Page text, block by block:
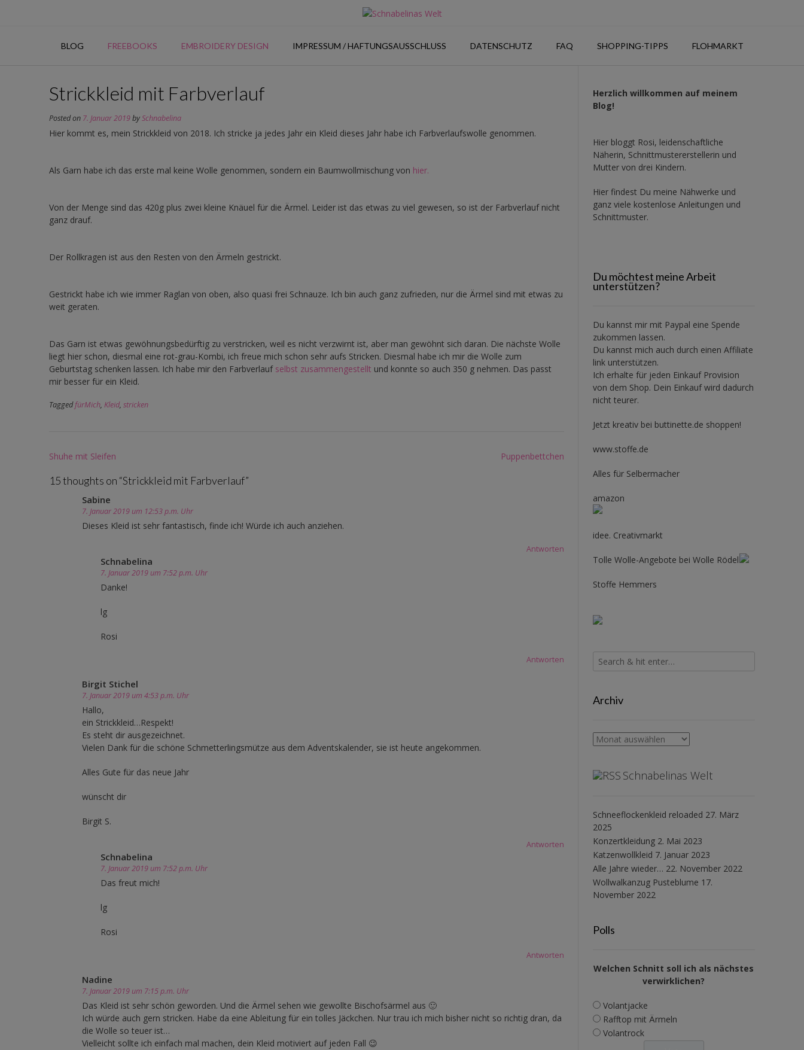
BLOG FREEBOOKS EMBROIDERY DESIGN IMPRESSUM / HAFTUNGSAUSSCHLUSS DATENSCHUTZ FAQ SHOPPING-TIPPS FLOHMARKT
Strickkleid mit Farbverlauf
Posted on 7. Januar 2019bySchnabelina
Hier kommt es, mein Strickkleid von 2018. Ich stricke ja jedes Jahr ein Kleid dieses Jahr habe ich Farbverlaufswolle genommen.
Als Garn habe ich das erste mal keine Wolle genommen, sondern ein Baumwollmischung von hier.
Von der Menge sind das 420g plus zwei kleine Knäuel für die Ärmel. Leider ist das etwas zu viel gewesen, so ist der Farbverlauf nicht
ganz drauf.
Der Rollkragen ist aus den Resten von den Ärmeln gestrickt.
Gestrickt habe ich wie immer Raglan von oben, also quasi frei Schnauze. Ich bin auch ganz zufrieden, nur die Ärmel sind mit etwas zu
weit geraten.
Das Garn ist etwas gewöhnungsbedürftig zu verstricken, weil es nicht verzwirnt ist, aber man gewöhnt sich daran. Die nächste Wolle
liegt hier schon, diesmal eine rot-grau-Kombi, ich freue mich schon sehr aufs Stricken. Diesmal habe ich mir die Wolle zum
Geburtstag schenken lassen. Ich habe mir den Farbverlauf selbst zusammengestellt und konnte so auch 350 g nehmen. Das passt
mir besser für ein Kleid.
TaggedfürMich, Kleid, stricken
Post
Shuhe mit Sleifen Puppenbettchen
15 thoughts on “Strickkleid mit Farbverlauf”
Sabine
7. Januar 2019 um 12:53 p.m. Uhr
Dieses Kleid ist sehr fantastisch, finde ich! Würde ich auch anziehen.
Antworten
Schnabelina
7. Januar 2019 um 7:52 p.m. Uhr
Danke!
lg
Rosi
Antworten
Birgit Stichel
7. Januar 2019 um 4:53 p.m. Uhr
Hallo,
ein Strickkleid…Respekt!
Es steht dir ausgezeichnet.
Vielen Dank für die schöne Schmetterlingsmütze aus dem Adventskalender, sie ist heute angekommen.
Alles Gute für das neue Jahr
wünscht dir
Birgit S.
Antworten
Schnabelina
7. Januar 2019 um 7:52 p.m. Uhr
Das freut mich!
lg
Rosi
Antworten
Nadine
7. Januar 2019 um 7:15 p.m. Uhr
Das Kleid ist sehr schön geworden. Und die Ärmel sehen wie gewollte Bischofsärmel aus 🙂
Ich würde auch gern stricken. Habe da eine Ableitung für ein tolles Jäckchen. Nur trau ich mich bisher nicht so richtig dran, da
die Wolle so teuer ist…
Vielleicht sollte ich einfach mal machen, dein Kleid motiviert auf jeden Fall 😉
Herzlich willkommen auf meinem
Blog!
Hier bloggt Rosi, leidenschaftliche
Näherin, Schnittmustererstellerin und
Mutter von drei Kindern.
Hier findest Du meine Nähwerke und
ganz viele kostenlose Anleitungen und
Schnittmuster.
Du möchtest meine Arbeit
unterstützen?
Du kannst mir mit Paypal eine Spende
zukommen lassen.
Du kannst mich auch durch einen Affiliate
link unterstützen.
Ich erhalte für jeden Einkauf Provision
von dem Shop. Dein Einkauf wird dadurch
nicht teurer.
Jetzt kreativ bei buttinette.de shoppen!
www.stoffe.de
Alles für Selbermacher
amazon
idee. Creativmarkt
Tolle Wolle-Angebote bei Wolle Rödel
Stoffe Hemmers
Archiv
Archiv
Schnabelinas Welt
Schneeflockenkleid reloaded 27. März
2025
Konzertkleidung 2. Mai 2023
Katzenwollkleid 7. Januar 2023
Alle Jahre wieder… 22. November 2022
Wollwalkanzug Pusteblume 17.
November 2022
Polls
Welchen Schnitt soll ich als nächstes
verwirklichen?
Volantjacke
Rafftop mit Ärmeln
Volantrock